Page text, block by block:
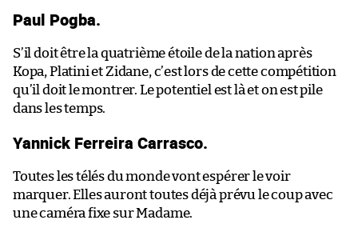
Paul Pogba.
S’il doit être la quatrième étoile de la nation après
Kopa, Platini et Zidane, c’est lors de cette compétition
qu’il doit le montrer. Le potentiel est là et on est pile
dans les temps.
Yannick Ferreira Carrasco.
Toutes les télés du monde vont espérer le voir
marquer. Elles auront toutes déjà prévu le coup avec
une caméra fixe sur Madame.